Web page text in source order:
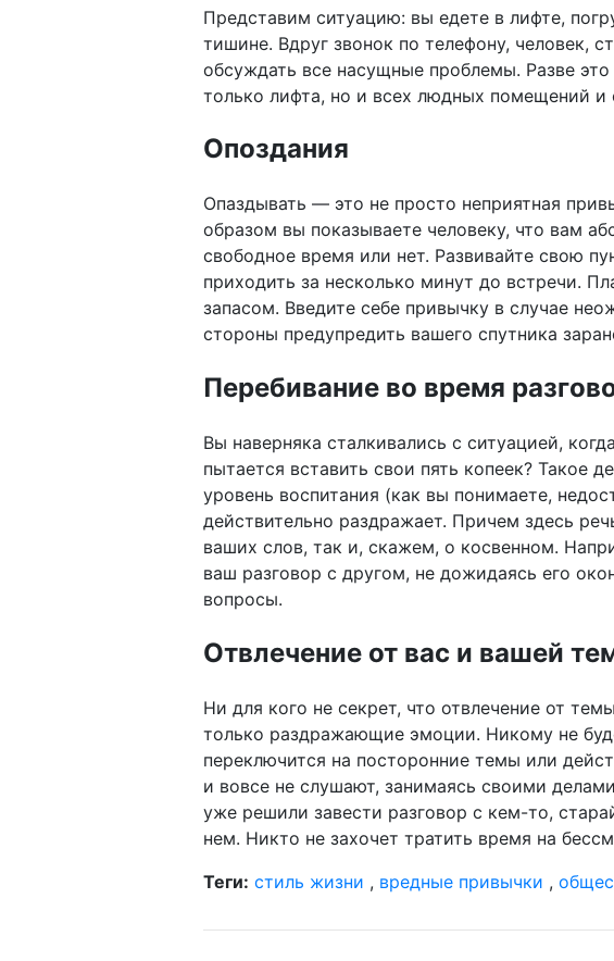
Представим ситуацию: вы едете в лифте,
тишине. Вдруг звонок по телефону, человек,
обсуждать все насущные проблемы. Разве это
только лифта, но и всех людных помещений и
Опоздания
Опаздывать — это не просто неприятная
образом вы показываете человеку, что вам
свободное время или нет. Развивайте свою
приходить за несколько минут до встречи.
запасом. Введите себе привычку в случае
стороны предупредить вашего спутника
Перебивание во время
Вы наверняка сталкивались с ситуацией,
пытается вставить свои пять копеек? Такое
уровень воспитания (как вы понимаете,
действительно раздражает. Причем здесь
ваших слов, так и, скажем, о косвенном.
ваш разговор с другом, не дожидаясь его
вопросы.
Отвлечение от вас и вашей
Ни для кого не секрет, что отвлечение от
только раздражающие эмоции. Никому не
переключится на посторонние темы или
и вовсе не слушают, занимаясь своими
уже решили завести разговор с кем-то,
нем. Никто не захочет тратить время на
Теги: стиль жизни , вредные привычки ,